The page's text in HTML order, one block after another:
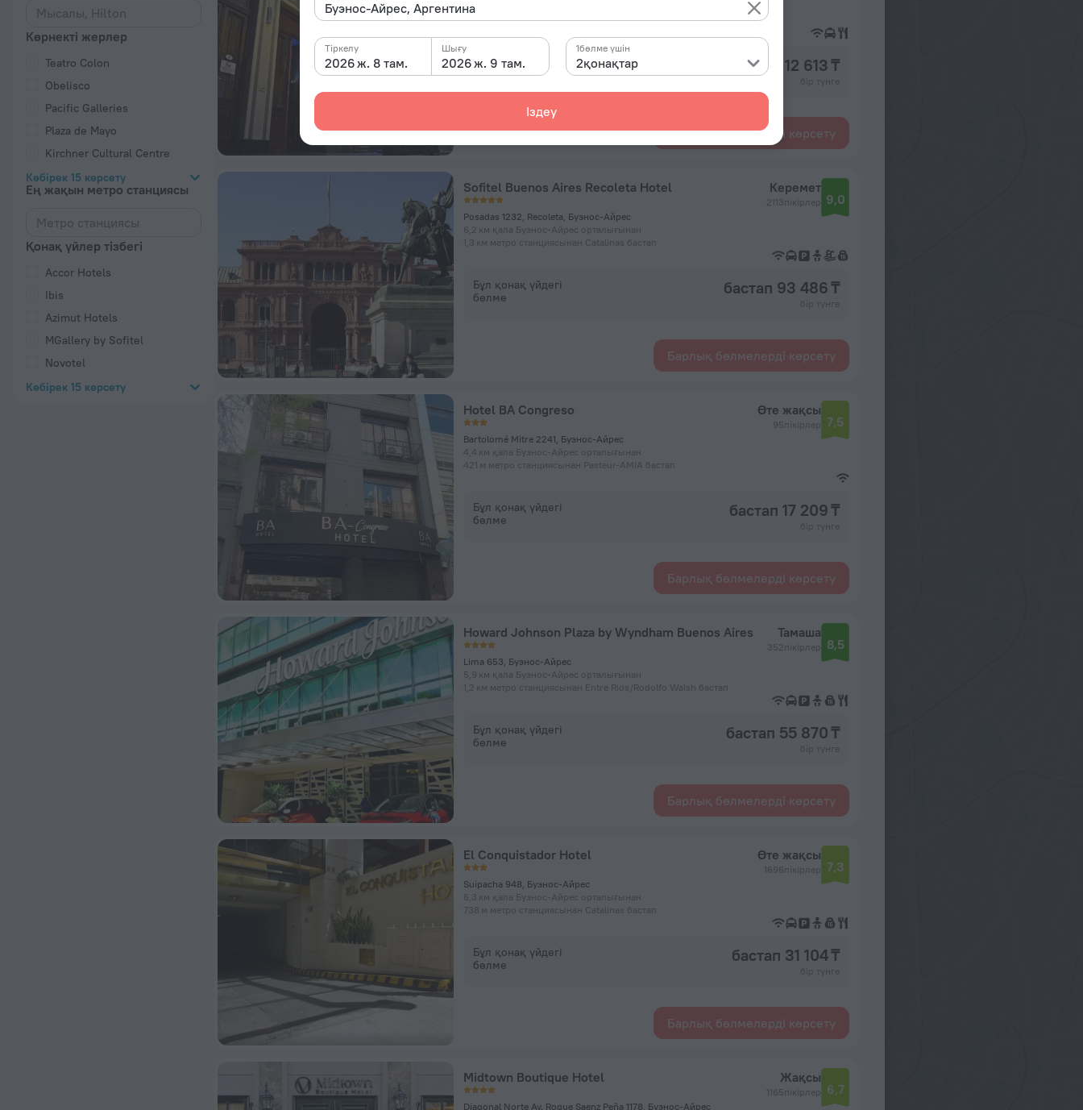
2026 ж. 8 там.
Тіркелу
2026 ж. 9 там.
Шығу
2қонақтар
1бөлме үшін
Іздеу
Көрнекті жерлер
Teatro Colon
Obelisco
Pacific Galleries
Plaza de Mayo
Kirchner Cultural Centre
Көбірек 15 көрсету
Ең жақын метро станциясы
Қонақ үйлер тізбегі
Accor Hotels
Ibis
Azimut Hotels
MGallery by Sofitel
Novotel
Көбірек 15 көрсету
6,3 км қала Буэнос-Айрес орталығынан
1,5 км метро станциясынан Leandro N. Alem бастап
Бұл қонақ үйдегі
бөлме
бастап 12 613 ₸
Барлық бөлмелерді көрсету
Sofitel Buenos Aires Recoleta Hotel
Posadas 1232, Recoleta, Буэнос-Айрес
6,2 км қала Буэнос-Айрес орталығынан
1,3 км метро станциясынан Catalinas бастап
Керемет
2113пікірлер 9,0
Бұл қонақ үйдегі
бөлме
бастап 93 486 ₸
Барлық бөлмелерді көрсету
Hotel BA Congreso
Bartolomé Mitre 2241, Буэнос-Айрес
4,4 км қала Буэнос-Айрес орталығынан
421 м метро станциясынан Pasteur-AMIA бастап
Өте жақсы
95пікірлер 7,5
Бұл қонақ үйдегі
бөлме
бастап 17 209 ₸
Барлық бөлмелерді көрсету
Howard Johnson Plaza by Wyndham Buenos Aires
Lima 653, Буэнос-Айрес
5,9 км қала Буэнос-Айрес орталығынан
1,2 км метро станциясынан Entre Rios/Rodolfo Walsh бастап
Тамаша
352пікірлер 8,5
Бұл қонақ үйдегі
бөлме
бастап 55 870 ₸
Барлық бөлмелерді көрсету
El Conquistador Hotel
Suipacha 948, Буэнос-Айрес
6,3 км қала Буэнос-Айрес орталығынан
738 м метро станциясынан Catalinas бастап
Өте жақсы
1696пікірлер 7,3
Бұл қонақ үйдегі
бөлме
бастап 31 104 ₸
Барлық бөлмелерді көрсету
Midtown Boutique Hotel
Diagonal Norte Av. Roque Saenz Peña 1178, Буэнос-Айрес
Жақсы
1165пікірлер 6,7